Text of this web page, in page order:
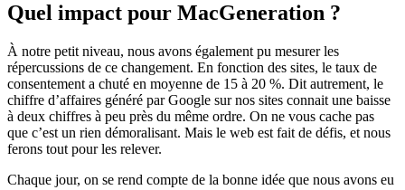
Quel impact pour MacGeneration ?
À notre petit niveau, nous avons également pu mesurer les
répercussions de ce changement. En fonction des sites, le taux de
consentement a chuté en moyenne de 15 à 20 %. Dit autrement, le
chiffre d’affaires généré par Google sur nos sites connait une baisse
à deux chiffres à peu près du même ordre. On ne vous cache pas
que c’est un rien démoralisant. Mais le web est fait de défis, et nous
ferons tout pour les relever.
Chaque jour, on se rend compte de la bonne idée que nous avons eu